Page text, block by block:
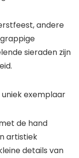
andere
sieraden zijn
exemplaar
de hand
artistiek
details van